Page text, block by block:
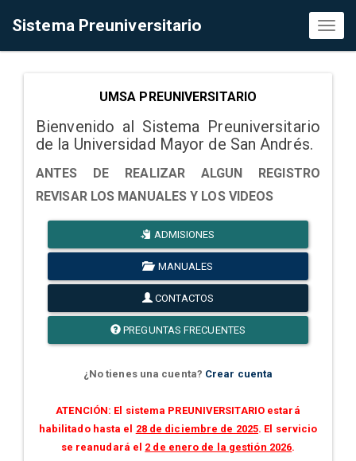
Sistema Preuniversitario
UMSA PREUNIVERSITARIO
Bienvenido al Sistema Preuniversitario
de la Universidad Mayor de San Andrés.
ANTES DE REALIZAR ALGUN REGISTRO
REVISAR LOS MANUALES Y LOS VIDEOS
ADMISIONES
MANUALES
CONTACTOS
PREGUNTAS FRECUENTES
¿No tienes una cuenta? Crear cuenta
ATENCIÓN: El sistema PREUNIVERSITARIO estará
habilitado hasta el 28 de diciembre de 2025. El servicio
se reanudará el 2 de enero de la gestión 2026.